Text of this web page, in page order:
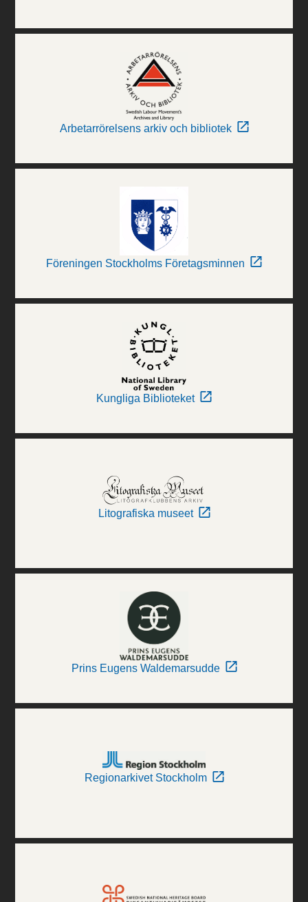
Arbetarrörelsens arkiv och bibliotek
Föreningen Stockholms Företagsminnen
Kungliga Biblioteket
Litografiska museet
Prins Eugens Waldemarsudde
Regionarkivet Stockholm